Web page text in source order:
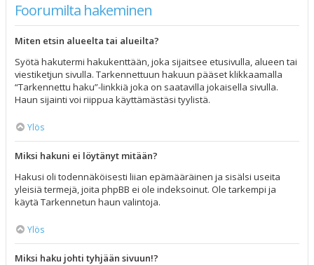
Foorumilta hakeminen
Miten etsin alueelta tai alueilta?
Syötä hakutermi hakukenttään, joka sijaitsee etusivulla, alueen tai
viestiketjun sivulla. Tarkennettuun hakuun pääset klikkaamalla
“Tarkennettu haku”-linkkiä joka on saatavilla jokaisella sivulla.
Haun sijainti voi riippua käyttämästäsi tyylistä.
Ylös
Miksi hakuni ei löytänyt mitään?
Hakusi oli todennäköisesti liian epämääräinen ja sisälsi useita
yleisiä termejä, joita phpBB ei ole indeksoinut. Ole tarkempi ja
käytä Tarkennetun haun valintoja.
Ylös
Miksi haku johti tyhjään sivuun!?